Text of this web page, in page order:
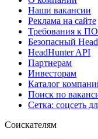
Наши вакансии
Реклама на сайте
Требования к ПО
Безопасный
HeadHunter API
Партнерам
Инвесторам
Каталог
Поиск по
Сетка: соцсеть
Соискателям